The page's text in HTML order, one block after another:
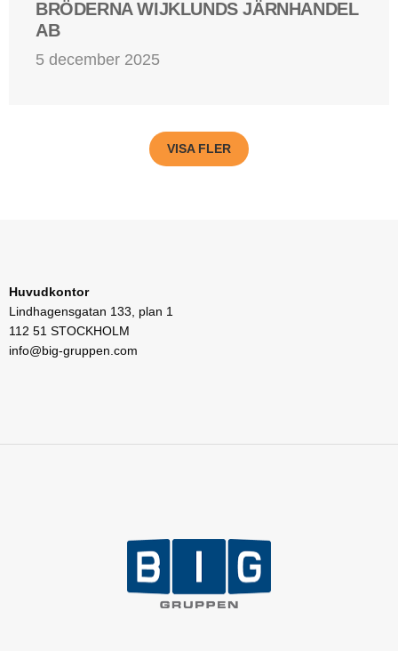
BRÖDERNA WIJKLUNDS JÄRNHANDEL
AB
5 december 2025
VISA FLER
Huvudkontor
Lindhagensgatan 133, plan 1
112 51 STOCKHOLM
info@big-gruppen.com